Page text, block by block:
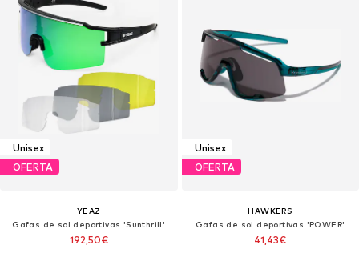
Unisex
OFERTA
YEAZ
Gafas de sol deportivas 'Sunthrill'
192,50€
Unisex
OFERTA
HAWKERS
Gafas de sol deportivas 'POWER'
41,43€